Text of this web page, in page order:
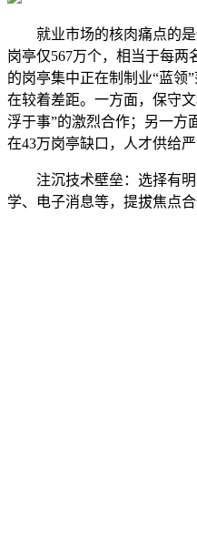
就业市场的核肉痛点的是
岗亭仅567万个，相当于每两
的岗亭集中正在制制业“蓝领
在较着差距。一方面，保守
浮于事”的激烈合作；另一方
在43万岗亭缺口，人才供给严
注沉技术壁垒：选择有明
学、电子消息等，提拔焦点